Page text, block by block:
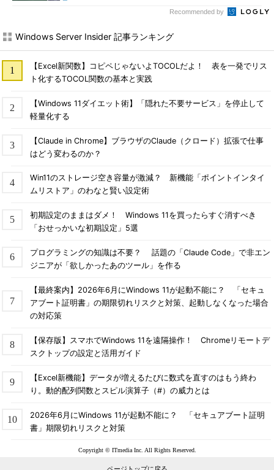
Recommended by
Windows Server Insider 記事ランキング
【Excel新関数】コピペじゃないよTOCOLだよ！ 表を一発でリス
ト化するTOCOL関数の基本と実践
【Windows 11ダイエット術】「隠れた不要サービス」を停止して
軽量化する
【Claude in Chrome】ブラウザのClaude（クロード）拡張で仕事
はどう変わるのか？
Win11のストレージ空き容量が激減？ 新機能「ポイントインタイ
ムリストア」のわなと賢い設定術
初期設定のままはダメ！ Windows 11を買ったらすぐ消すべき
「おせっかいな初期設定」5選
プログラミングの知識は不要？ 話題の「Claude Code」で非エン
ジニアが「欲しかったあのツール」を作る
【最終案内】2026年6月にWindows 11が起動不能に？ 「セキュ
アブート証明書」の期限切れリスクと対策、起動しなくなった場合
の対応策
【保存版】スマホでWindows 11を遠隔操作！ Chromeリモートデ
スクトップの設定と活用ガイド
【Excel新機能】データが増えるたびに数式を直すのはもう終わ
り。動的配列関数とスピル演算子（#）の威力とは
2026年6月にWindows 11が起動不能に？ 「セキュアブート証明
書」期限切れリスクと対策
Copyright © ITmedia Inc. All Rights Reserved.